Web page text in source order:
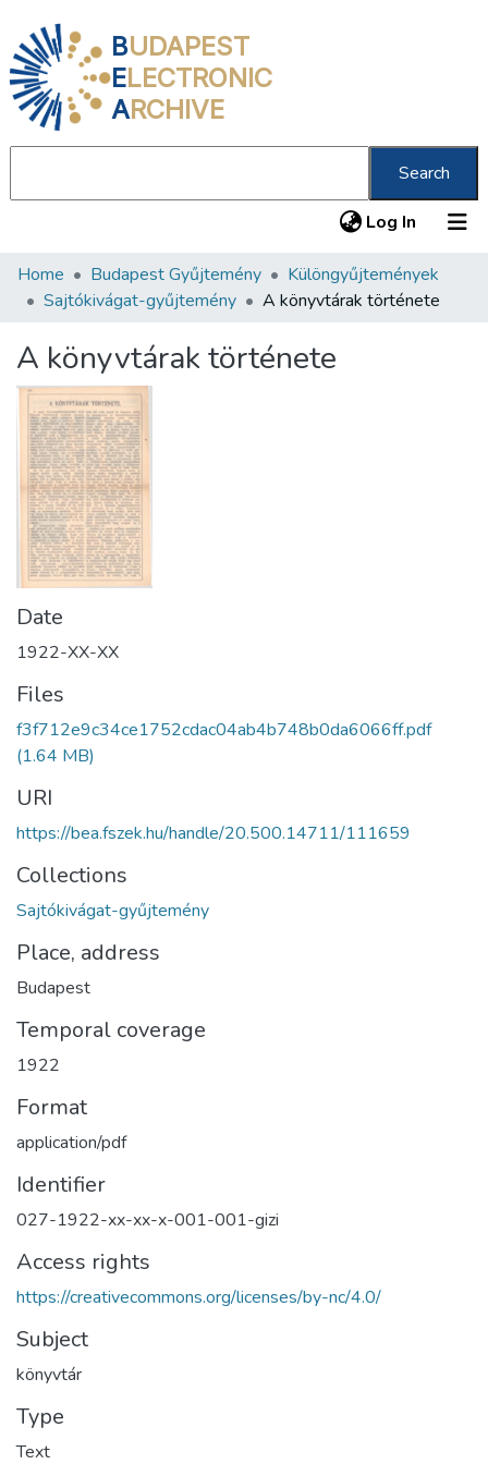
BUDAPEST
ELECTRONIC
ARCHIVE
Search
Log In (current)
Communities & Collections
Statistics
About us
Home Budapest Gyűjtemény
Különgyűjtemények
Sajtókivágat-gyűjtemény
A könyvtárak története
A könyvtárak története
Date
1922-XX-XX
Files
f3f712e9c34ce1752cdac04ab4b748b0da6066ff.pdf
(1.64 MB)
URI
https://bea.fszek.hu/handle/20.500.14711/111659
Collections
Sajtókivágat-gyűjtemény
Place, address
Budapest
Temporal coverage
1922
Format
application/pdf
Identifier
027-1922-xx-xx-x-001-001-gizi
Access rights
https://creativecommons.org/licenses/by-nc/4.0/
Subject
könyvtár
Type
Text